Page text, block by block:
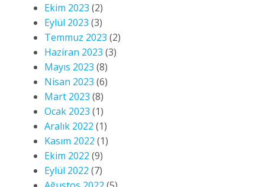
Ekim 2023 (2)
Eylül 2023 (3)
Temmuz 2023 (2)
Haziran 2023 (3)
Mayıs 2023 (8)
Nisan 2023 (6)
Mart 2023 (8)
Ocak 2023 (1)
Aralık 2022 (1)
Kasım 2022 (1)
Ekim 2022 (9)
Eylül 2022 (7)